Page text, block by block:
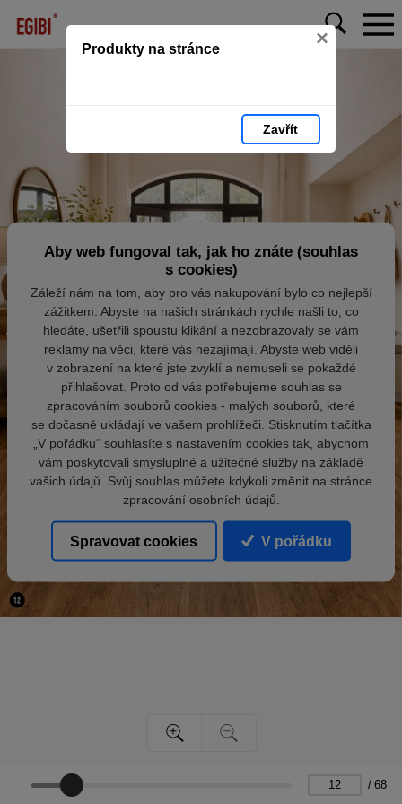
Produkty na stránce ×
Zavřít
/ 68
Aby web fungoval tak, jak ho znáte (souhlas
s cookies)
Záleží nám na tom, aby pro vás nakupování bylo co nejlepší
zážitkem. Abyste na našich stránkách rychle našli to, co
hledáte, ušetřili spoustu klikání a nezobrazovaly se vám
reklamy na věci, které vás nezajímají. Abyste web viděli
v zobrazení na které jste zvyklí a nemuseli se pokaždé
přihlašovat. Proto od vás potřebujeme souhlas se
zpracováním souborů cookies - malých souborů, které
se dočasně ukládají ve vašem prohlížeči. Stisknutím tlačítka
„V pořádku“ souhlasíte s nastavením cookies tak, abychom
vám poskytovali smysluplné a užitečné služby na základě
vašich údajů. Svůj souhlas můžete kdykoli změnit na stránce
zpracování osobních údajů.
Spravovat cookies V pořádku